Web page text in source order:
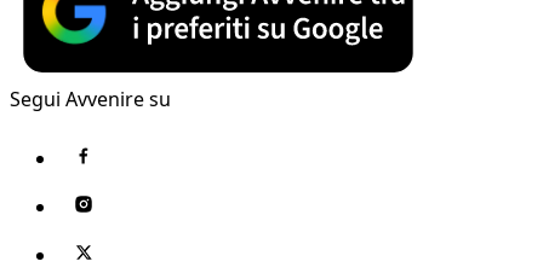
Segui Avvenire su